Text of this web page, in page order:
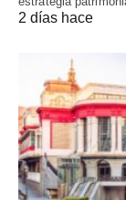
2 días hace